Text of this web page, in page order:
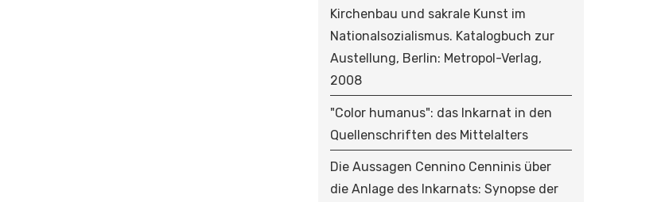
Kirchenbau und sakrale Kunst im
Nationalsozialismus. Katalogbuch zur
Austellung, Berlin: Metropol-Verlag,
2008
"Color humanus": das Inkarnat in den
Quellenschriften des Mittelalters
Die Aussagen Cennino Cenninis über
die Anlage des Inkarnats: Synopse der